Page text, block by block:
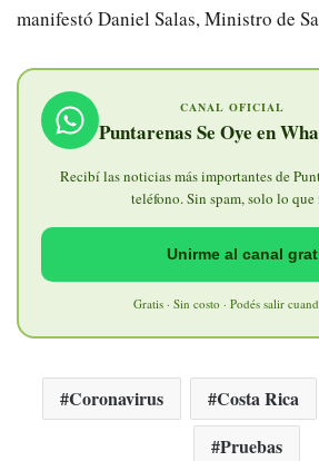
manifestó Daniel Salas, Ministro de
CANAL OFICIAL
Puntarenas Se Oye en
Recibí las noticias más importantes de
teléfono. Sin spam, solo lo
Unirme al canal
Gratis · Sin costo · Podés salir
Coronavirus Costa Rica
Pruebas